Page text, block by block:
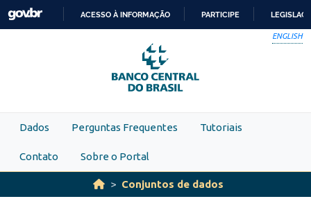
Skip to main content
PARA
O
CONTEÚDO
ACESSO À INFORMAÇÃO PARTICIPE
ENGLISH
Dados Perguntas Frequentes Tutoriais
Contato Sobre o Portal
Conjuntos de dados